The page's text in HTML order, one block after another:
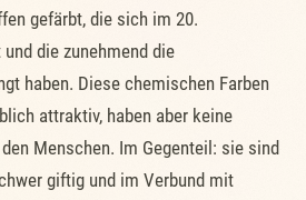
gefärbt, die sich im 20.
die zunehmend die
haben. Diese chemischen Farben
attraktiv, haben aber keine
Menschen. Im Gegenteil: sie sind
giftig und im Verbund mit